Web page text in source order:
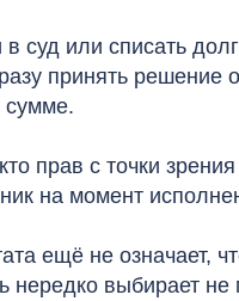
суд или списать
принять решение
сумме.
прав с точки
на момент
ещё не означает,
нередко выбирает